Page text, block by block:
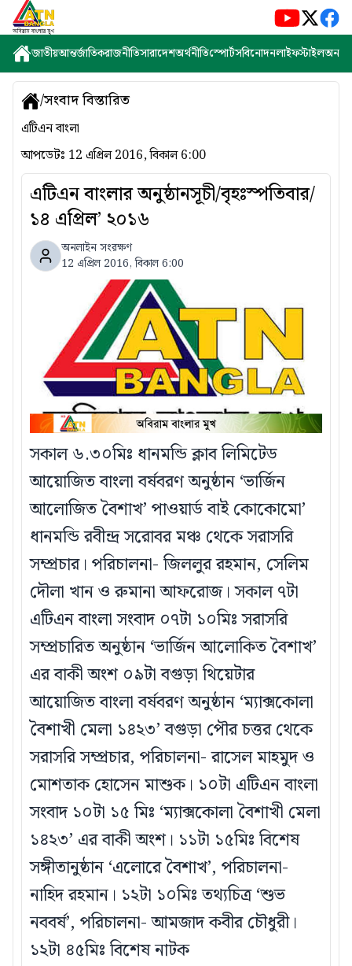
জাতীয়আন্তর্জাতিকরাজনীতিসারাদেশঅর্থনীতিস্পোর্টসবিনোদনলাইফস্টাইল
/সংবাদ বিস্তারিত
এটিএন বাংলা
আপডেটঃ 12 এপ্রিল 2016, বিকাল 6:00
এটিএন বাংলার অনুষ্ঠানসূচী/বৃহঃস্পতিবার/
১৪ এপ্রিল’ ২০১৬
অনলাইন সংরক্ষণ
12 এপ্রিল 2016, বিকাল 6:00
সকাল ৬.৩০মিঃ ধানমন্ডি ক্লাব লিমিটেড
আয়োজিত বাংলা বর্ষবরণ অনুষ্ঠান ‘ভার্জিন
আলোজিত বৈশাখ’ পাওয়ার্ড বাই কোকোমো’
ধানমন্ডি রবীন্দ্র সরোবর মঞ্চ থেকে সরাসরি
সম্প্রচার। পরিচালনা- জিললুর রহমান, সেলিম
দৌলা খান ও রুমানা আফরোজ। সকাল ৭টা
এটিএন বাংলা সংবাদ ০৭টা ১০মিঃ সরাসরি
সম্প্রচারিত অনুষ্ঠান ‘ভার্জিন আলোকিত বৈশাখ’
এর বাকী অংশ ০৯টা বগুড়া থিয়েটার
আয়োজিত বাংলা বর্ষবরণ অনুষ্ঠান ‘ম্যাক্সকোলা
বৈশাখী মেলা ১৪২৩’ বগুড়া পৌর চত্তর থেকে
সরাসরি সম্প্রচার, পরিচালনা- রাসেল মাহমুদ ও
মোশতাক হোসেন মাশুক। ১০টা এটিএন বাংলা
সংবাদ ১০টা ১৫ মিঃ ‘ম্যাক্সকোলা বৈশাখী মেলা
১৪২৩’ এর বাকী অংশ। ১১টা ১৫মিঃ বিশেষ
সঙ্গীতানুষ্ঠান ‘এলোরে বৈশাখ’, পরিচালনা-
নাহিদ রহমান। ১২টা ১০মিঃ তথ্যচিত্র ‘শুভ
নববর্ষ’, পরিচালনা- আমজাদ কবীর চৌধুরী।
১২টা ৪৫মিঃ বিশেষ নাটক